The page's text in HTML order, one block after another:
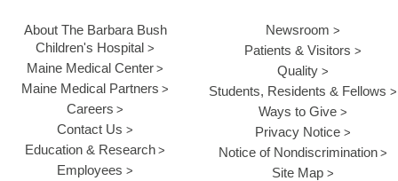
About The Barbara Bush
Children's Hospital
Maine Medical Center
Maine Medical Partners
Careers
Contact Us
Education & Research
Employees
Newsroom
Patients & Visitors
Quality
Students, Residents & Fellows
Ways to Give
Privacy Notice
Notice of Nondiscrimination
Site Map